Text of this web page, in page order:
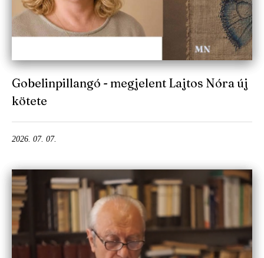
Gobelinpillangó - megjelent Lajtos Nóra új
kötete
2026. 07. 07.